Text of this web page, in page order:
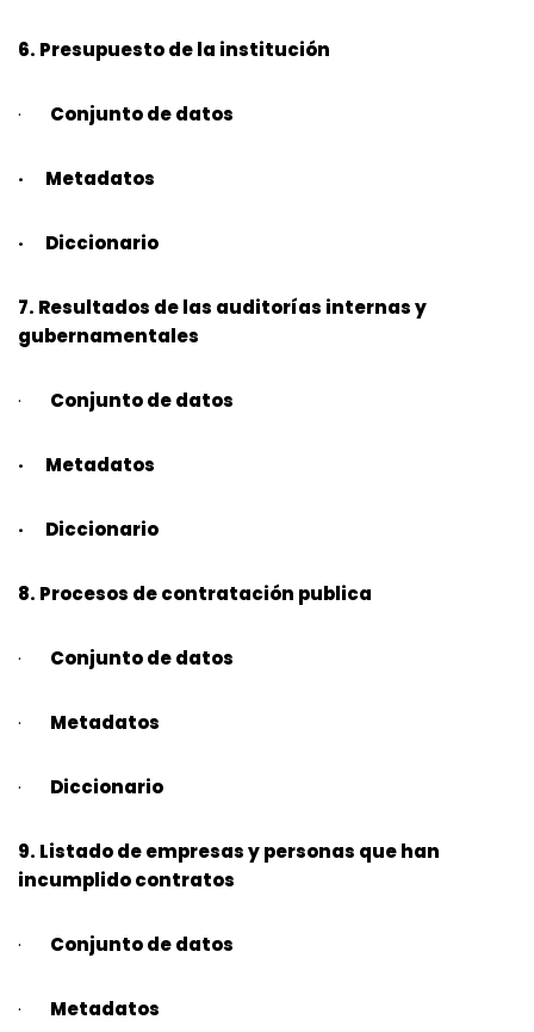
6. Presupuesto de la institución
· Conjunto de datos
· Metadatos
· Diccionario
7. Resultados de las auditorías internas y
gubernamentales
· Conjunto de datos
· Metadatos
· Diccionario
8. Procesos de contratación publica
· Conjunto de datos
· Metadatos
· Diccionario
9. Listado de empresas y personas que han
incumplido contratos
· Conjunto de datos
· Metadatos